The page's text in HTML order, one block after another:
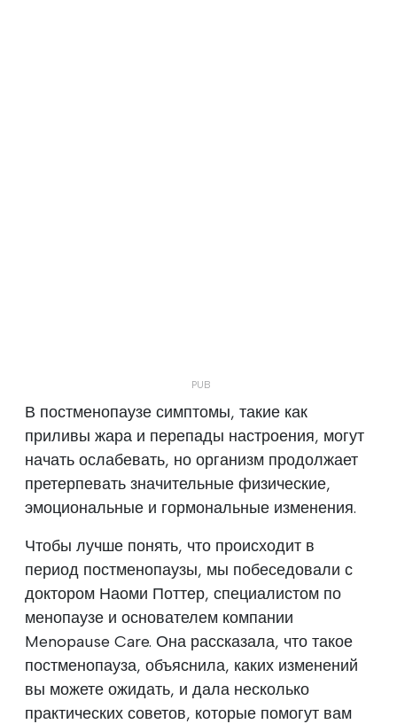
В постменопаузе симптомы, такие как
приливы жара и перепады настроения, могут
начать ослабевать, но организм продолжает
претерпевать значительные физические,
эмоциональные и гормональные изменения.
Чтобы лучше понять, что происходит в
период постменопаузы, мы побеседовали с
доктором Наоми Поттер, специалистом по
менопаузе и основателем компании
Menopause Care. Она рассказала, что такое
постменопауза, объяснила, каких изменений
вы можете ожидать, и дала несколько
практических советов, которые помогут вам